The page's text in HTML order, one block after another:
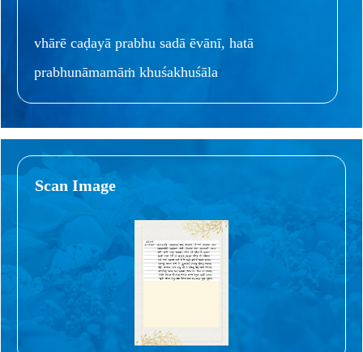
vhārē caḍayā prabhu sadā ēvānī, hatā
prabhunāmamāṁ khuśakhuśāla
Scan Image